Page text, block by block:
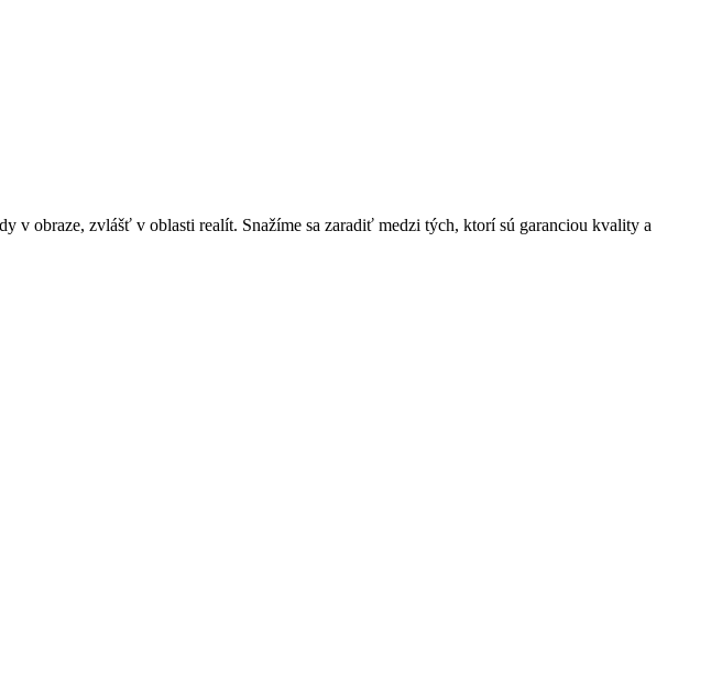
v obraze, zvlášť v oblasti realít. Snažíme sa zaradiť medzi tých, ktorí sú garanciou kvality a